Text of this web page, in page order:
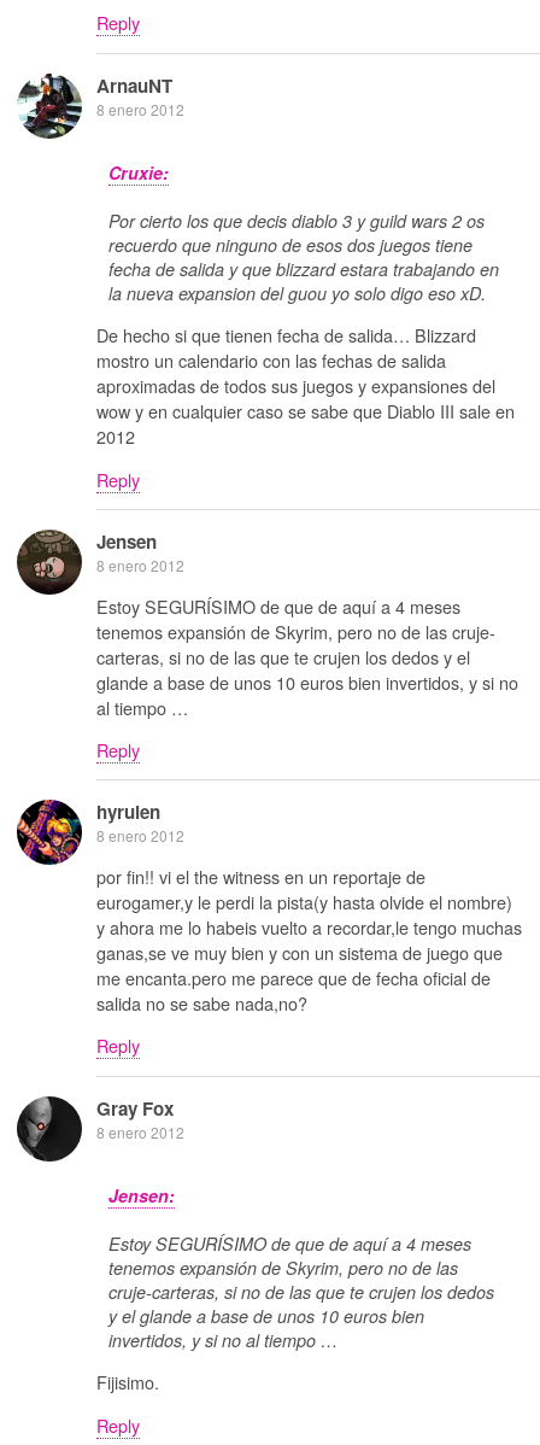
Reply
ArnauNT
8 enero 2012
Cruxie:
Por cierto los que decis diablo 3 y guild wars 2 os
recuerdo que ninguno de esos dos juegos tiene
fecha de salida y que blizzard estara trabajando en
la nueva expansion del guou yo solo digo eso xD.
De hecho si que tienen fecha de salida… Blizzard
mostro un calendario con las fechas de salida
aproximadas de todos sus juegos y expansiones del
wow y en cualquier caso se sabe que Diablo III sale en
2012
Reply
Jensen
8 enero 2012
Estoy SEGURÍSIMO de que de aquí a 4 meses
tenemos expansión de Skyrim, pero no de las cruje-
carteras, si no de las que te crujen los dedos y el
glande a base de unos 10 euros bien invertidos, y si no
al tiempo …
Reply
hyrulen
8 enero 2012
por fin!! vi el the witness en un reportaje de
eurogamer,y le perdi la pista(y hasta olvide el nombre)
y ahora me lo habeis vuelto a recordar,le tengo muchas
ganas,se ve muy bien y con un sistema de juego que
me encanta.pero me parece que de fecha oficial de
salida no se sabe nada,no?
Reply
Gray Fox
8 enero 2012
Jensen:
Estoy SEGURÍSIMO de que de aquí a 4 meses
tenemos expansión de Skyrim, pero no de las
cruje-carteras, si no de las que te crujen los dedos
y el glande a base de unos 10 euros bien
invertidos, y si no al tiempo …
Fijisimo.
Reply